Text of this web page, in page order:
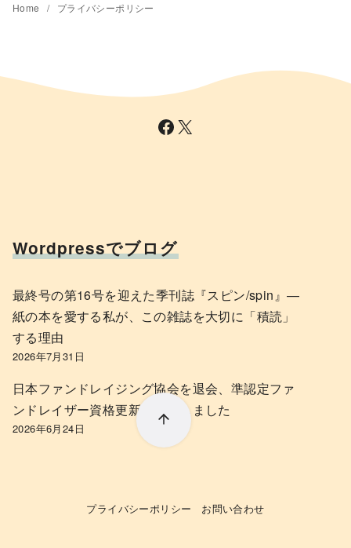
Home プライバシーポリシー
Facebook X
Wordpressでブログ
最終号の第16号を迎えた季刊誌『スピン/spin』—
紙の本を愛する私が、この雑誌を大切に「積読」
する理由
2026年7月31日
日本ファンドレイジング協会を退会、準認定ファ
ンドレイザー資格更新を断念しました
2026年6月24日
プライバシーポリシー お問い合わせ